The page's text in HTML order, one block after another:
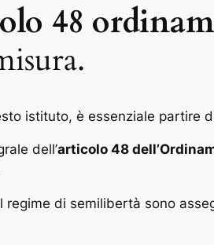
48
istituto, è essenziale partire
dell’articolo 48
di semilibertà sono